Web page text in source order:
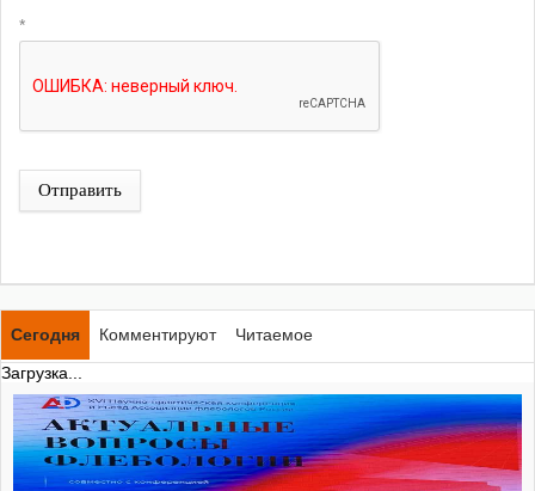
*
Отправить
Сегодня Комментируют
Читаемое
Загрузка...